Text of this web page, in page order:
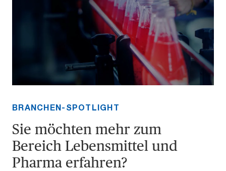
BRANCHEN-SPOTLIGHT
Sie möchten mehr zum
Bereich Lebensmittel und
Pharma erfahren?